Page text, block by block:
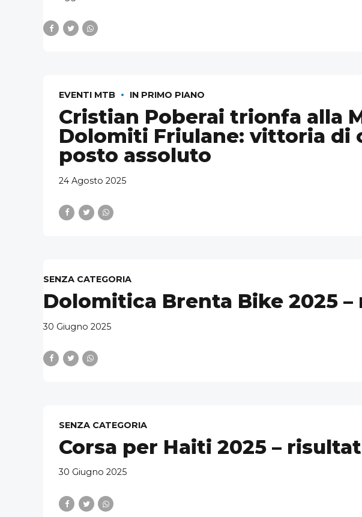
EVENTI MTB IN PRIMO PIANO
Cristian Poberai trionfa alla
Dolomiti Friulane: vittoria di
posto assoluto
24 Agosto 2025
SENZA CATEGORIA
Dolomitica Brenta Bike 2025
30 Giugno 2025
SENZA CATEGORIA
Corsa per Haiti 2025 –
30 Giugno 2025